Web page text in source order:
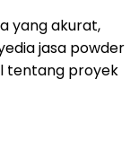
yang akurat,
jasa powder
tentang proyek